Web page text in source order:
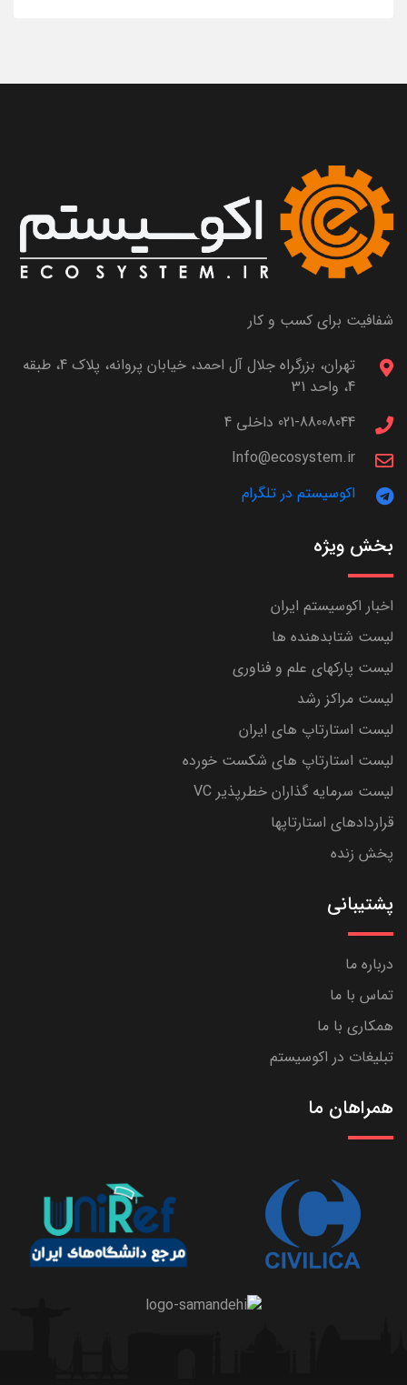
شفافیت برای کسب و کار
تهران، بزرگراه جلال آل احمد، خیابان پروانه، پلاک 4، طبقه
4، واحد 31
021-88008044 داخلی 4
Info@ecosystem.ir
اکوسیستم در تلگرام
بخش ویژه
اخبار اکوسیستم ایران
لیست شتابدهنده ها
لیست پارکهای علم و فناوری
لیست مراکز رشد
لیست استارتاپ های ایران
لیست استارتاپ های شکست خورده
لیست سرمایه گذاران خطرپذیر VC
قراردادهای استارتاپها
پخش زنده
پشتیبانی
درباره ما
تماس با ما
همکاری با ما
تبلیغات در اکوسیستم
همراهان ما